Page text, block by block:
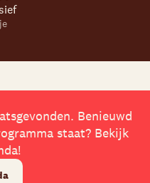
Benieuwd
staat? Bekijk